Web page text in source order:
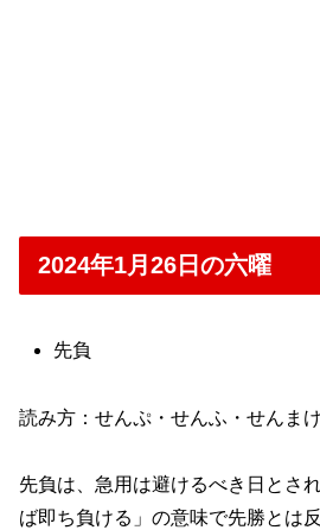
2024年1月26日の六曜
先負
読み方：せんぷ・せんふ・せんま
先負は、急用は避けるべき日とさ
ば即ち負ける」の意味で先勝とは